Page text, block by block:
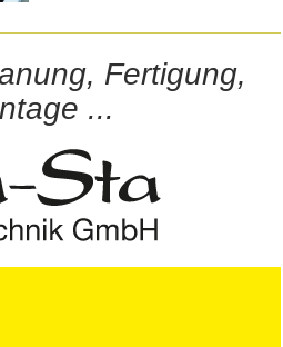
Fertigung,
...